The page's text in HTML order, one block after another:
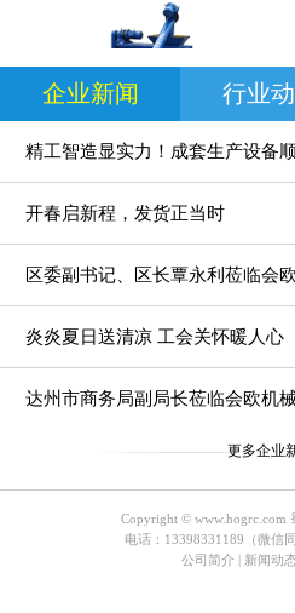
企业新闻 行业
精工智造显实力！成套生产设备
开春启新程，发货正当时
区委副书记、区长覃永利莅临会
炎炎夏日送清凉 工会关怀暖人心
达州市商务局副局长莅临会欧机
更多企业
Copyright © www.hogrc.com
电话：13398331189（微信
公司简介 | 新闻动